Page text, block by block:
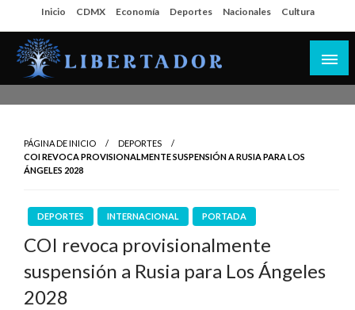
al
contenido
Inicio CDMX Economía Deportes Nacionales Cultura
PÁGINA DE INICIO
DEPORTES
COI REVOCA PROVISIONALMENTE SUSPENSIÓN A RUSIA PARA LOS
ÁNGELES 2028
DEPORTES INTERNACIONAL PORTADA
COI revoca provisionalmente
suspensión a Rusia para Los Ángeles
2028